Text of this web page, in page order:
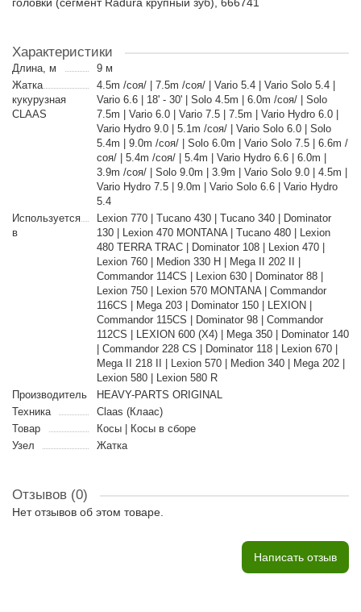
Характеристики
Длина, м
9 м
Жатка
кукурузная
CLAAS
4.5m /соя/ | 7.5m /соя/ | Vario 5.4 | Vario Solo 5.4 |
Vario 6.6 | 18' - 30' | Solo 4.5m | 6.0m /соя/ | Solo
7.5m | Vario 6.0 | Vario 7.5 | 7.5m | Vario Hydro 6.0 |
Vario Hydro 9.0 | 5.1m /соя/ | Vario Solo 6.0 | Solo
5.4m | 9.0m /соя/ | Solo 6.0m | Vario Solo 7.5 | 6.6m /
соя/ | 5.4m /соя/ | 5.4m | Vario Hydro 6.6 | 6.0m |
3.9m /соя/ | Solo 9.0m | 3.9m | Vario Solo 9.0 | 4.5m |
Vario Hydro 7.5 | 9.0m | Vario Solo 6.6 | Vario Hydro
5.4
Используется
в
Lexion 770 | Tucano 430 | Tucano 340 | Dominator
130 | Lexion 470 MONTANA | Tucano 480 | Lexion
480 TERRA TRAC | Dominator 108 | Lexion 470 |
Lexion 760 | Medion 330 H | Mega II 202 II |
Commandor 114CS | Lexion 630 | Dominator 88 |
Lexion 750 | Lexion 570 MONTANA | Commandor
116CS | Mega 203 | Dominator 150 | LEXION |
Commandor 115CS | Dominator 98 | Commandor
112CS | LEXION 600 (X4) | Mega 350 | Dominator 140
| Commandor 228 CS | Dominator 118 | Lexion 670 |
Mega II 218 II | Lexion 570 | Medion 340 | Mega 202 |
Lexion 580 | Lexion 580 R
Производитель
HEAVY-PARTS ORIGINAL
Техника
Claas (Клаас)
Товар
Косы | Косы в сборе
Узел
Жатка
Отзывов (0)
Нет отзывов об этом товаре.
Написать отзыв